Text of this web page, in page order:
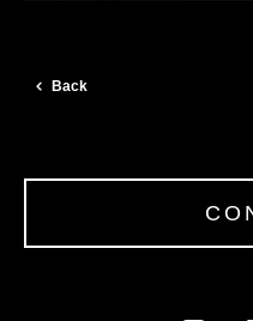
Back